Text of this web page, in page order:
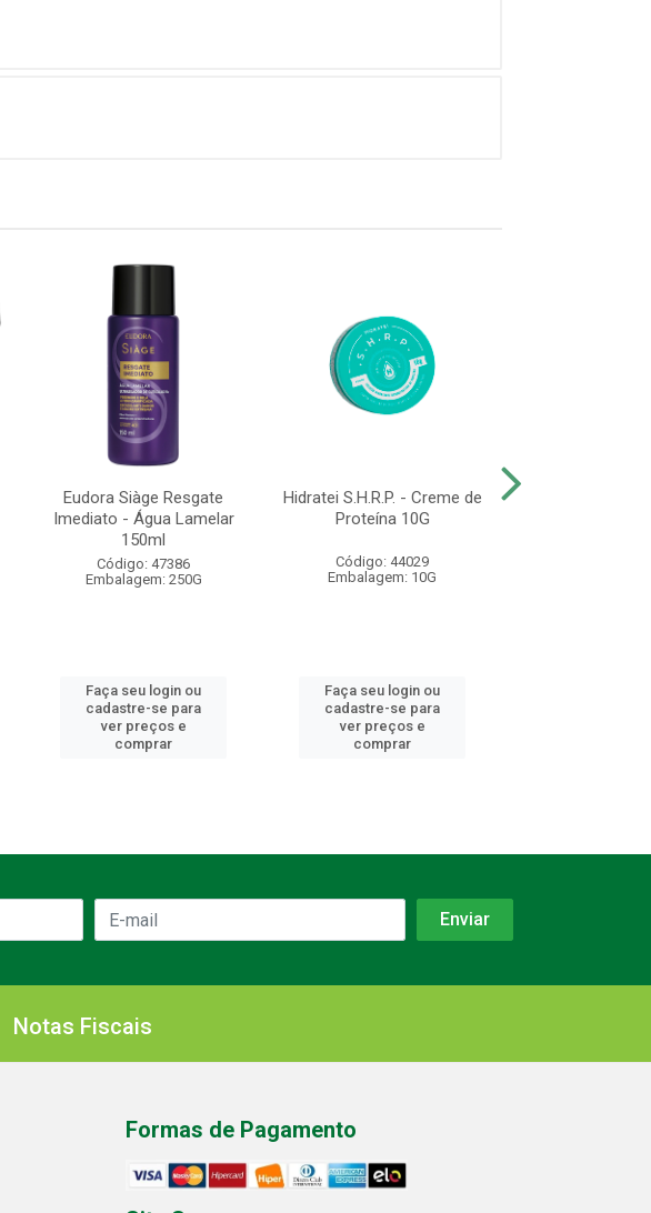
Eudora Siàge Resgate
Imediato - Água Lamelar
150ml
Código: 47386
Embalagem: 250G
Faça seu login ou
cadastre-se para
ver preços e
comprar
Hidratei S.H.R.P. - Creme de
Proteína 10G
Código: 44029
Embalagem: 10G
Faça seu login ou
cadastre-se para
ver preços e
comprar
Notas Fiscais
Formas de Pagamento